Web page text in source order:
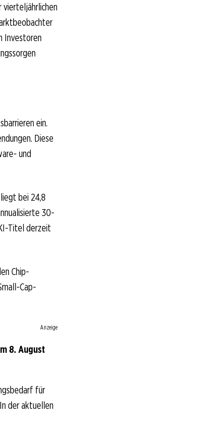
vierteljährlichen
Investoren
ein.
Diese
und
bei 24,8
30-
Titel derzeit
Chip-
Cap-
Anzeige
8. August
für
der aktuellen